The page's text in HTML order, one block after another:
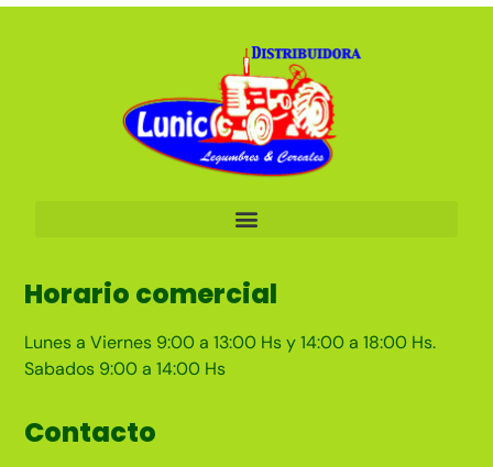
Horario comercial
Lunes a Viernes 9:00 a 13:00 Hs y 14:00 a 18:00 Hs.
Sabados 9:00 a 14:00 Hs
Contacto